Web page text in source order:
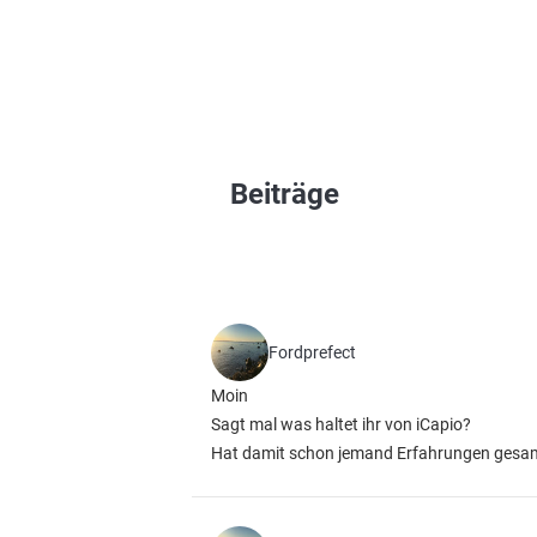
Beiträge
Fordprefect
Moin
Sagt mal was haltet ihr von iCapio?
Hat damit schon jemand Erfahrungen